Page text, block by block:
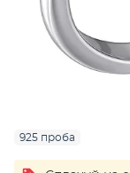
925 проба